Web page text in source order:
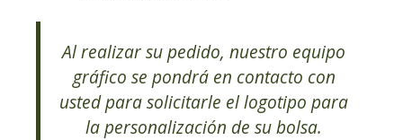
Al realizar su pedido, nuestro equipo
gráfico se pondrá en contacto con
usted para solicitarle el logotipo para
la personalización de su bolsa.